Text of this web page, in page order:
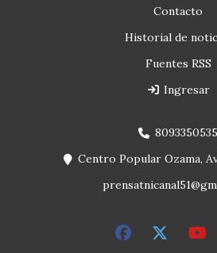
Contacto
Historial de
Fuentes RSS
Ingresar
8093350535
Centro Popular Ozama,